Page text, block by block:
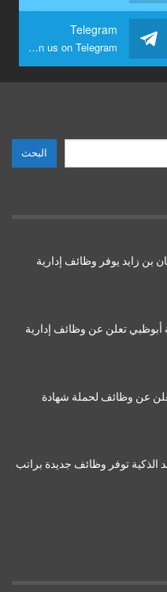
Telegram
Join us on Telegram
البحث
زايد يوفر وظائف إدارية
أبوظبي تعلن عن وظائف إدارية
عن وظائف لحملة شهادة
توفر وظائف جديدة براتب